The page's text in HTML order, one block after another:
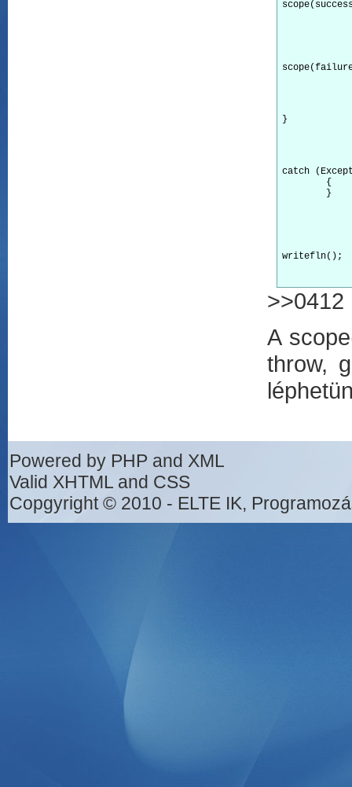
}
catch
        {
        }
writefln();
>>0412
A
throw,
Powered by PHP and XML
Valid XHTML and CSS
Copgyright © 2010 - ELTE IK,